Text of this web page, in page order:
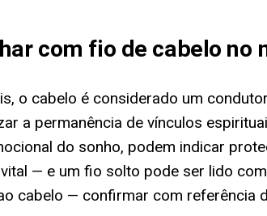
com fio de cabelo no
o cabelo é considerado um
a permanência de vínculos
do sonho, podem indicar
— e um fio solto pode ser lido
cabelo — confirmar com referência